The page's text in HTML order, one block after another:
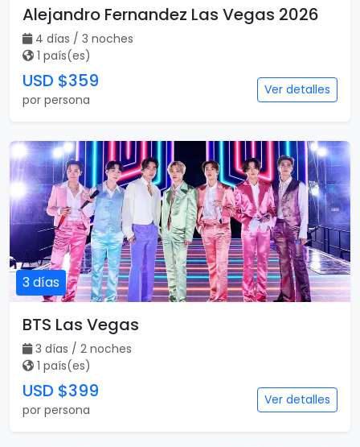
Alejandro Fernandez Las Vegas 2026
4 días / 3 noches
1 país(es)
USD $359
por persona
Ver detalles
3 días
BTS Las Vegas
3 días / 2 noches
1 país(es)
USD $399
por persona
Ver detalles